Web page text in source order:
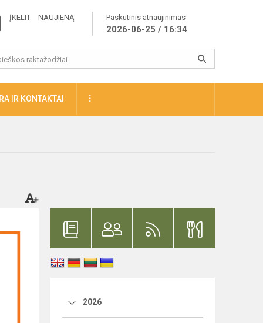
ĮKELTI NAUJIENĄ Paskutinis atnaujinimas
2026-06-25 / 16:34
IR KONTAKTAI
2026